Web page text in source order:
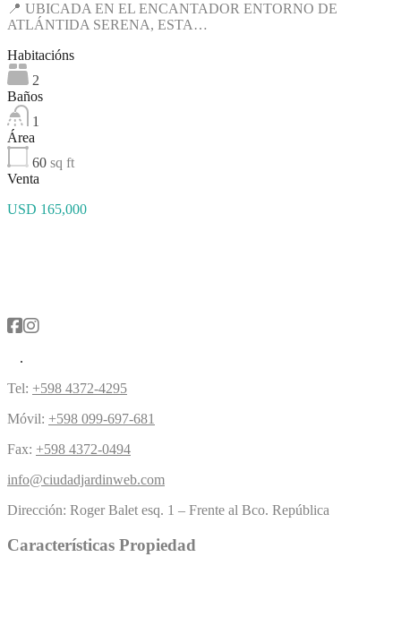
📍 UBICADA EN EL ENCANTADOR ENTORNO DE
ATLÁNTIDA SERENA, ESTA…
Habitacións
2
Baños
1
Área
60 sq ft
Venta
USD 165,000
Tel: +598 4372-4295
Móvil: +598 099-697-681
Fax: +598 4372-0494
info@ciudadjardinweb.com
Dirección: Roger Balet esq. 1 – Frente al Bco. República
Características Propiedad